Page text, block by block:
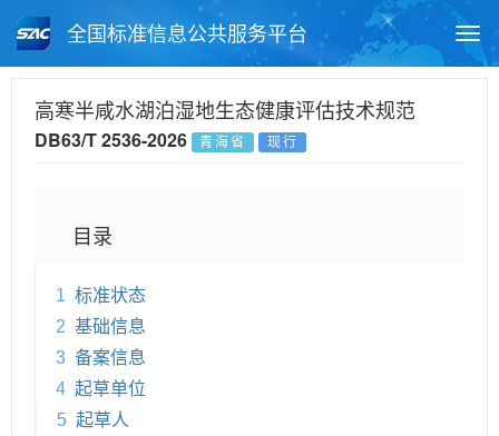
全国标准信息公共服务平台
月报查询 标准公告查询
高寒半咸水湖泊湿地生态健康评估技术规范
DB63/T 2536-2026 青海省 现行
目录
1 标准状态
2 基础信息
3 备案信息
4 起草单位
5 起草人